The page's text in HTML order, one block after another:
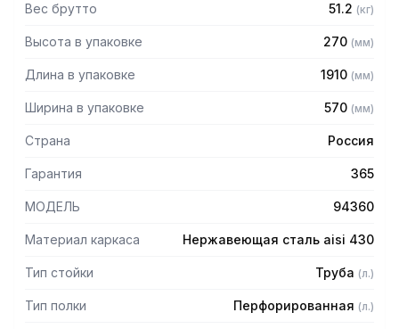
Вес брутто 51.2 (кг)
Высота в упаковке 270 (мм)
Длина в упаковке 1910 (мм)
Ширина в упаковке 570 (мм)
Страна Россия
Гарантия 365
МОДЕЛЬ 94360
Материал каркаса Нержавеющая сталь aisi 430
Тип стойки Труба (л.)
Тип полки Перфорированная (л.)